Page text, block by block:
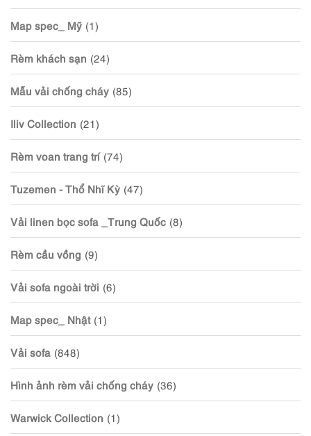
Map spec_ Mỹ (1)
Rèm khách sạn (24)
Mẫu vải chống cháy (85)
Iliv Collection (21)
Rèm voan trang trí (74)
Tuzemen - Thổ Nhĩ Kỳ (47)
Vải linen bọc sofa _Trung Quốc (8)
Rèm cầu vồng (9)
Vải sofa ngoài trời (6)
Map spec_ Nhật (1)
Vải sofa (848)
Hình ảnh rèm vải chống cháy (36)
Warwick Collection (1)